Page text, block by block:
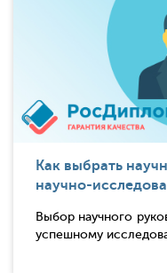
Как выбрать
научно-
Выбор научного
успешному